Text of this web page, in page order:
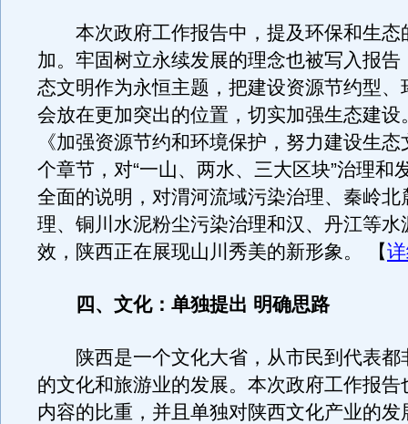
本次政府工作报告中，提及环保和生态
加。牢固树立永续发展的理念也被写入报告
态文明作为永恒主题，把建设资源节约型、
会放在更加突出的位置，切实加强生态建设
《加强资源节约和环境保护，努力建设生
个章节，对“一山、两水、三大区块”治理和
全面的说明，对渭河流域污染治理、秦岭北
理、铜川水泥粉尘污染治理和汉、丹江等水
效，陕西正在展现山川秀美的新形象。 【
四、文化：单独提出 明确思路
陕西是一个文化大省，从市民到代表都
的文化和旅游业的发展。本次政府工作报告
内容的比重，并且单独对陕西文化产业的发